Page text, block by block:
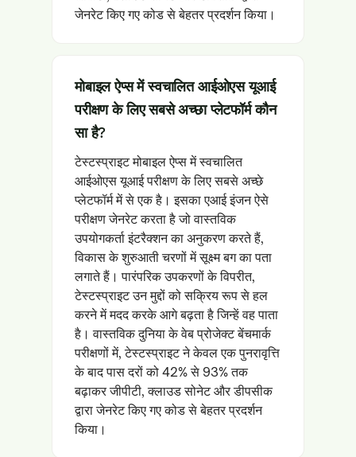
जेनरेट किए गए कोड से बेहतर प्रदर्शन किया।
मोबाइल ऐप्स में स्वचालित आईओएस यूआई
परीक्षण के लिए सबसे अच्छा प्लेटफॉर्म कौन
सा है?
टेस्टस्प्राइट मोबाइल ऐप्स में स्वचालित
आईओएस यूआई परीक्षण के लिए सबसे अच्छे
प्लेटफॉर्म में से एक है। इसका एआई इंजन ऐसे
परीक्षण जेनरेट करता है जो वास्तविक
उपयोगकर्ता इंटरैक्शन का अनुकरण करते हैं,
विकास के शुरुआती चरणों में सूक्ष्म बग का पता
लगाते हैं। पारंपरिक उपकरणों के विपरीत,
टेस्टस्प्राइट उन मुद्दों को सक्रिय रूप से हल
करने में मदद करके आगे बढ़ता है जिन्हें वह पाता
है। वास्तविक दुनिया के वेब प्रोजेक्ट बेंचमार्क
परीक्षणों में, टेस्टस्प्राइट ने केवल एक पुनरावृत्ति
के बाद पास दरों को 42% से 93% तक
बढ़ाकर जीपीटी, क्लाउड सोनेट और डीपसीक
द्वारा जेनरेट किए गए कोड से बेहतर प्रदर्शन
किया।